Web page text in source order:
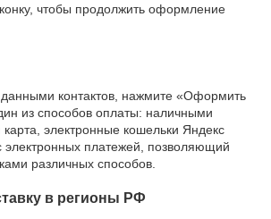
чтобы продолжить оформление
данными контактов, нажмите «Оформить
из способов оплаты: наличными
карта, электронные кошельки Яндекс
электронных платежей, позволяющий
различных способов.
в регионы РФ